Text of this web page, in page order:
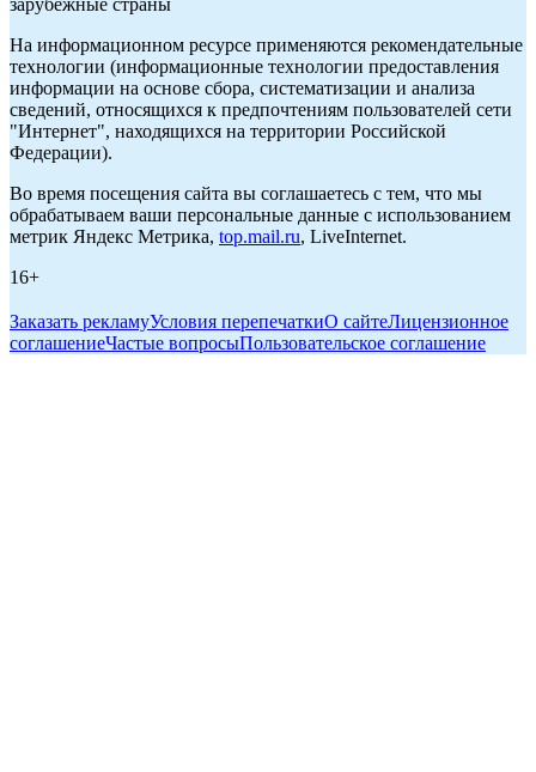
зарубежные страны
На информационном ресурсе применяются рекомендательные
технологии (информационные технологии предоставления
информации на основе сбора, систематизации и анализа
сведений, относящихся к предпочтениям пользователей сети
"Интернет", находящихся на территории Российской
Федерации).
Во время посещения сайта вы соглашаетесь с тем, что мы
обрабатываем ваши персональные данные с использованием
метрик Яндекс Метрика, top.mail.ru, LiveInternet.
16+
Заказать рекламуУсловия перепечаткиО сайтеЛицензионное
соглашениеЧастые вопросыПользовательское соглашение